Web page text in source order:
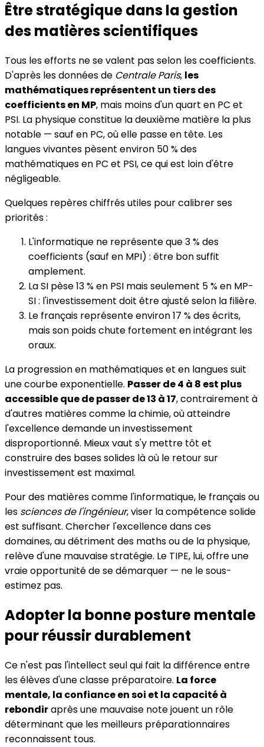
Être stratégique dans la gestion
des matières scientifiques
Tous les efforts ne se valent pas selon les coefficients.
D'après les données de Centrale Paris, les
mathématiques représentent un tiers des
coefficients en MP, mais moins d'un quart en PC et
PSI. La physique constitue la deuxième matière la plus
notable — sauf en PC, où elle passe en tête. Les
langues vivantes pèsent environ 50 % des
mathématiques en PC et PSI, ce qui est loin d'être
négligeable.
Quelques repères chiffrés utiles pour calibrer ses
priorités :
L'informatique ne représente que 3 % des
coefficients (sauf en MPI) : être bon suffit
amplement.
La SI pèse 13 % en PSI mais seulement 5 % en MP-
SI : l'investissement doit être ajusté selon la filière.
Le français représente environ 17 % des écrits,
mais son poids chute fortement en intégrant les
oraux.
La progression en mathématiques et en langues suit
une courbe exponentielle. Passer de 4 à 8 est plus
accessible que de passer de 13 à 17, contrairement à
d'autres matières comme la chimie, où atteindre
l'excellence demande un investissement
disproportionné. Mieux vaut s'y mettre tôt et
construire des bases solides là où le retour sur
investissement est maximal.
Pour des matières comme l'informatique, le français ou
les sciences de l'ingénieur, viser la compétence solide
est suffisant. Chercher l'excellence dans ces
domaines, au détriment des maths ou de la physique,
relève d'une mauvaise stratégie. Le TIPE, lui, offre une
vraie opportunité de se démarquer — ne le sous-
estimez pas.
Adopter la bonne posture mentale
pour réussir durablement
Ce n'est pas l'intellect seul qui fait la différence entre
les élèves d'une classe préparatoire. La force
mentale, la confiance en soi et la capacité à
rebondiraprès une mauvaise note jouent un rôle
déterminant que les meilleurs préparationnaires
reconnaissent tous.